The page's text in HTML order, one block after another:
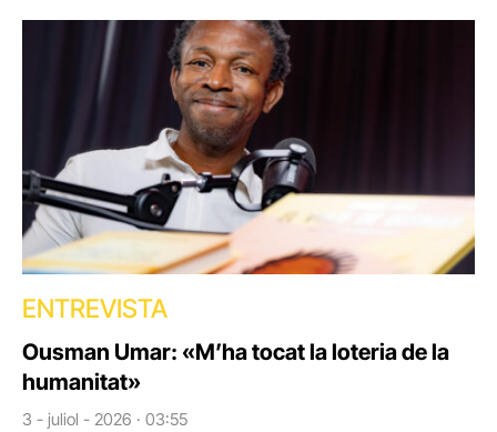
ENTREVISTA
Ousman Umar: «M’ha tocat la loteria de la
humanitat»
3 - juliol - 2026 · 03:55